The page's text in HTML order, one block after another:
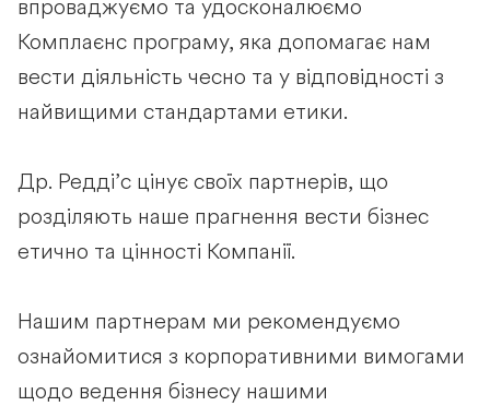
впроваджуємо та удосконалюємо
Комплаєнс програму, яка допомагає нам
вести діяльність чесно та у відповідності з
найвищими стандартами етики.
Др. Редді’c цінує своїх партнерів, що
розділяють наше прагнення вести бізнес
етично та цінності Компанії.
Нашим партнерам ми рекомендуємо
ознайомитися з корпоративними вимогами
щодо ведення бізнесу нашими